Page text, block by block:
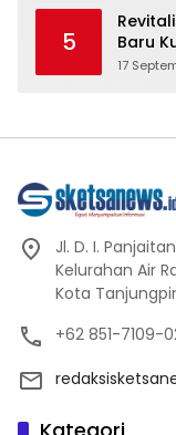
5
Baru
17
Jl. D. I.
Kelurahan Air
Kota
+62 851-7109-